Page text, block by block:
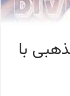
با